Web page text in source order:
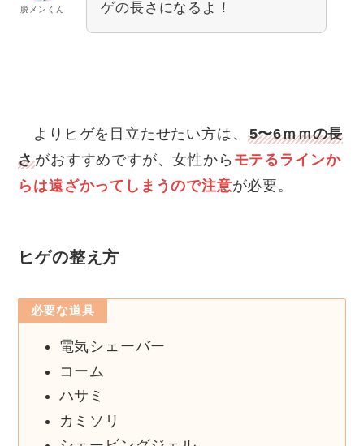
脱メンくん
ゲの長さになるよ！
よりヒゲを目立たせたい方は、 5〜6ｍｍの長
さがおすすめですが、女性から モテるラインか
らは遠ざかってしまうので注意が必要。
ヒゲの整え方
必要な道具
電気シェーバー
コーム
ハサミ
カミソリ